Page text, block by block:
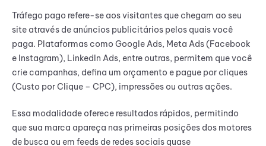
Tráfego pago refere-se aos visitantes que chegam ao seu
site através de anúncios publicitários pelos quais você
paga. Plataformas como Google Ads, Meta Ads (Facebook
e Instagram), LinkedIn Ads, entre outras, permitem que você
crie campanhas, defina um orçamento e pague por cliques
(Custo por Clique – CPC), impressões ou outras ações.
Essa modalidade oferece resultados rápidos, permitindo
que sua marca apareça nas primeiras posições dos motores
de busca ou em feeds de redes sociais quase